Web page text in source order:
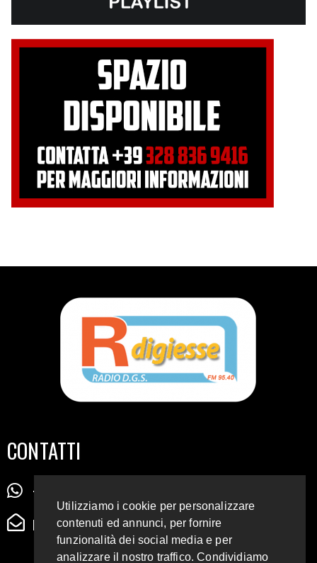
CONTATTI
+39 345 72 72 88 5
radiodigiesse@gmail.com
Utilizziamo i cookie per personalizzare
contenuti ed annunci, per fornire
funzionalità dei social media e per
analizzare il nostro traffico. Condividiamo